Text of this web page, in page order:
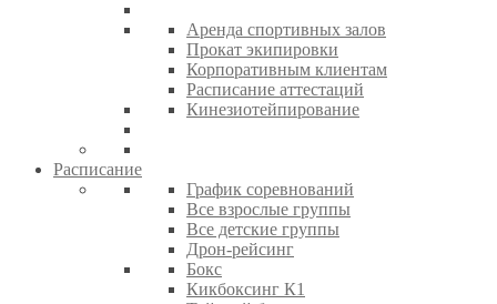
Аренда спортивных залов
Прокат экипировки
Корпоративным клиентам
Расписание аттестаций
Кинезиотейпирование
Расписание
График соревнований
Все взрослые группы
Все детские группы
Дрон-рейсинг
Бокс
Кикбоксинг К1